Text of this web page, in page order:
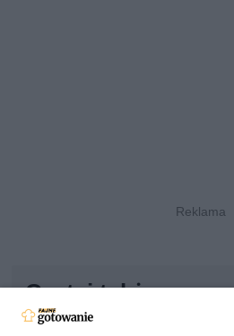
Czytaj także: